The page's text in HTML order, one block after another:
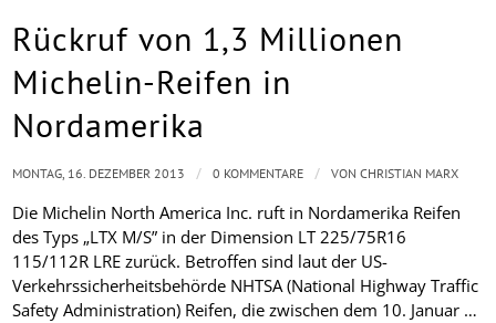
Rückruf von 1,3 Millionen
Michelin-Reifen in
Nordamerika
Die Michelin North America Inc. ruft in Nordamerika Reifen
des Typs „LTX M/S” in der Dimension LT 225/75R16
115/112R LRE zurück. Betroffen sind laut der US-
Verkehrssicherheitsbehörde NHTSA (National Highway Traffic
Safety Administration) Reifen, die zwischen dem 10. Januar …
MONTAG, 16. DEZEMBER 2013 / 0 KOMMENTARE / VONCHRISTIAN MARX